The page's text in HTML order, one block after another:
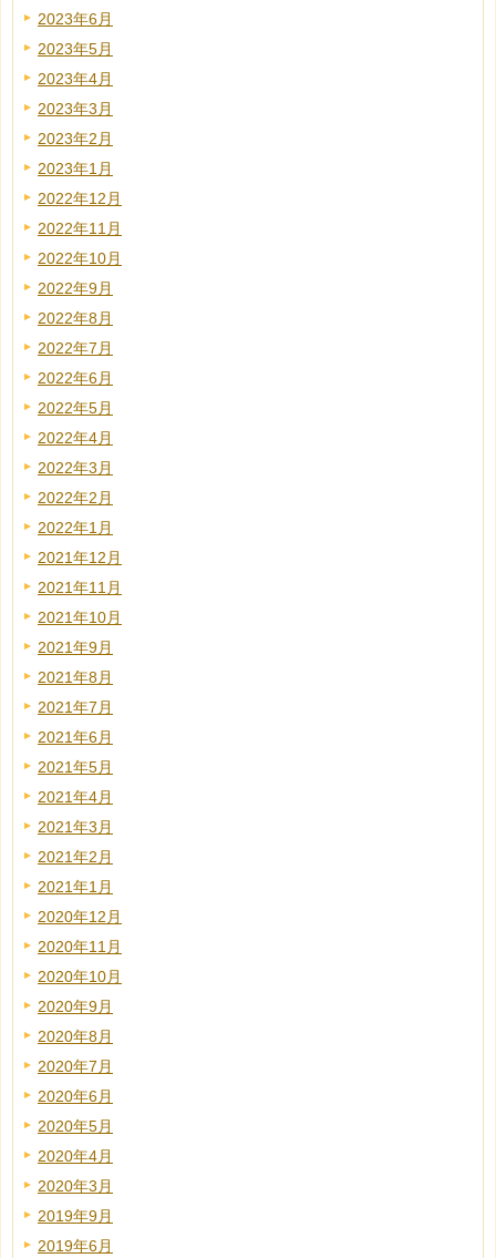
2023年6月
2023年5月
2023年4月
2023年3月
2023年2月
2023年1月
2022年12月
2022年11月
2022年10月
2022年9月
2022年8月
2022年7月
2022年6月
2022年5月
2022年4月
2022年3月
2022年2月
2022年1月
2021年12月
2021年11月
2021年10月
2021年9月
2021年8月
2021年7月
2021年6月
2021年5月
2021年4月
2021年3月
2021年2月
2021年1月
2020年12月
2020年11月
2020年10月
2020年9月
2020年8月
2020年7月
2020年6月
2020年5月
2020年4月
2020年3月
2019年9月
2019年6月